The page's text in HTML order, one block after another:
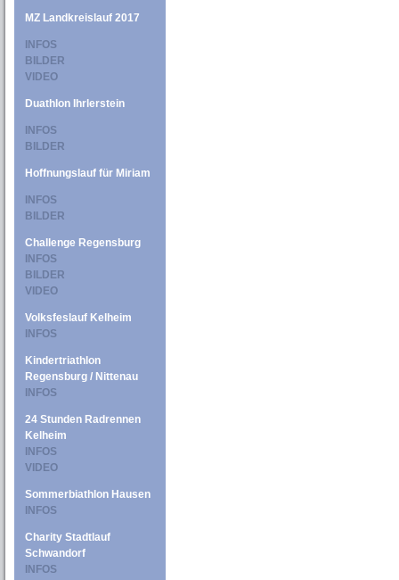
MZ Landkreislauf 2017
INFOS
BILDER
VIDEO
Duathlon Ihrlerstein
INFOS
BILDER
Hoffnungslauf für Miriam
INFOS
BILDER
Challenge Regensburg
INFOS
BILDER
VIDEO
Volksfeslauf Kelheim
INFOS
Kindertriathlon
Regensburg / Nittenau
INFOS
24 Stunden Radrennen
Kelheim
INFOS
VIDEO
Sommerbiathlon Hausen
INFOS
Charity Stadtlauf
Schwandorf
INFOS